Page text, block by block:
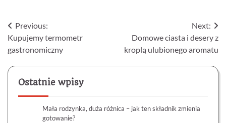
Nawigacja
wpisu
Previous:
Kupujemy termometr
gastronomiczny
Next:
Domowe ciasta i desery z
kroplą ulubionego aromatu
Ostatnie wpisy
Mała rodzynka, duża różnica – jak ten składnik zmienia
gotowanie?